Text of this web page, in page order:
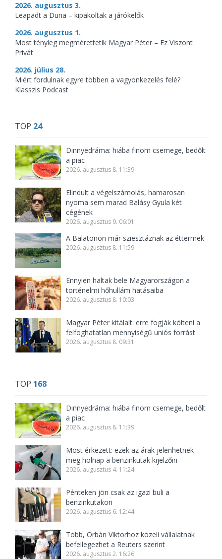
2026. augusztus 3.
Leapadt a Duna – kipakoltak a járókelők
2026. augusztus 1.
Most tényleg megmérettetik Magyar Péter – Ez Viszont
Privát
2026. július 28.
Miért fordulnak egyre többen a vagyonkezelés felé?
Klasszis Podcast
TOP 24
Dinnyedráma: hiába finom csemege, bedőlt
a piac
2026. augusztus 8. 11:39
Elindult a végelszámolás, hamarosan
nyoma sem marad Balásy Gyula két
cégének
2026. augusztus 9. 06:01
A Balatonon már sziesztáznak az éttermek
2026. augusztus 8. 11:59
Ennyien haltak bele Magyarországon a
történelmi hőhullám hatásaiba
2026. augusztus 8. 10:03
Magyar Péter kitálalt: erre fogják költeni a
felfoghatatlan mennyiségű uniós forrást
2026. augusztus 8. 09:31
TOP 168
Dinnyedráma: hiába finom csemege, bedőlt
a piac
2026. augusztus 8. 11:39
Most érkezett: ezek az árak jelenhetnek
meg holnap a benzinkutak kijelzőin
2026. augusztus 4. 11:24
Pénteken jön csak az igazi buli a
benzinkutakon
2026. augusztus 6. 12:44
Több, Orbán Viktorhoz közeli vállalatnak
befellegezhet a Reuters szerint
2026. augusztus 2. 16:26